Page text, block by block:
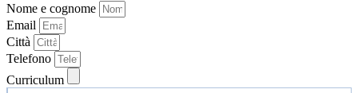
Nome e cognome
Email
Città
Telefono
Curriculum